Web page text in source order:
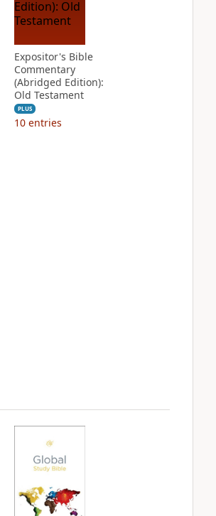
Expositor's Bible
Commentary
(Abridged Edition):
Old Testament
PLUS
10 entries